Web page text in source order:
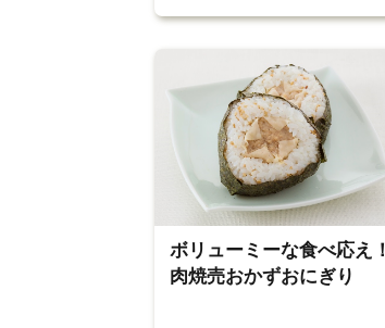
ボリューミーな食べ応え！
肉焼売おかずおにぎり